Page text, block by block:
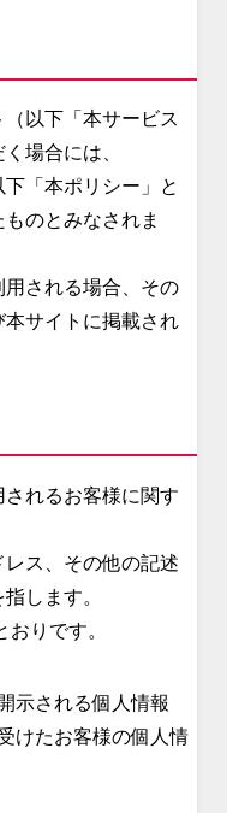
以下「本サービス
場合には、
「本ポリシー」と
のとみなされま
用される場合、その
サイトに掲載され
れるお客様に関す
ス、その他の記述
します。
りです。
示される個人情報
けたお客様の個人情